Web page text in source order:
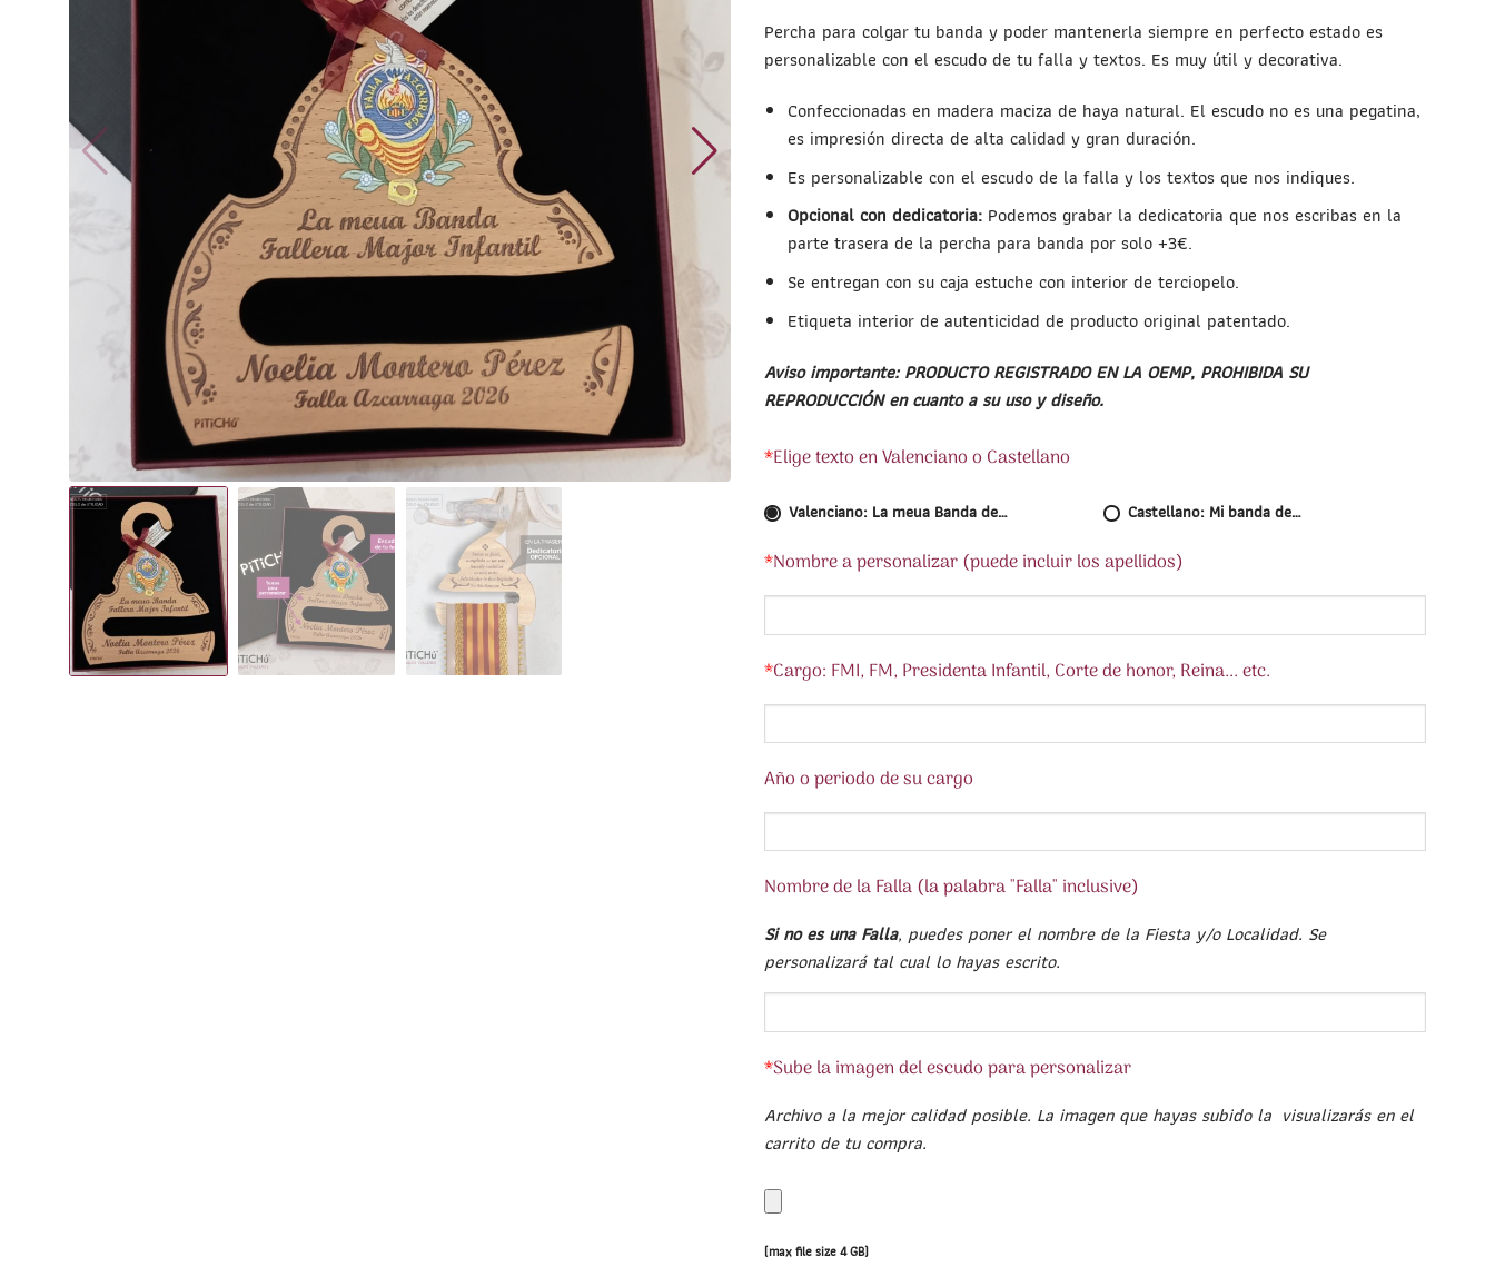
Percha para colgar tu banda y poder mantenerla siempre en perfecto estado es
personalizable con el escudo de tu falla y textos. Es muy útil y decorativa.
Confeccionadas en madera maciza de haya natural. El escudo no es una pegatina,
es impresión directa de alta calidad y gran duración.
Es personalizable con el escudo de la falla y los textos que nos indiques.
Opcional con dedicatoria: Podemos grabar la dedicatoria que nos escribas en la
parte trasera de la percha para banda por solo +3€.
Se entregan con su caja estuche con interior de terciopelo.
Etiqueta interior de autenticidad de producto original patentado.
Aviso importante: PRODUCTO REGISTRADO EN LA OEMP, PROHIBIDA SU
REPRODUCCIÓN en cuanto a su uso y diseño.
*Elige texto en Valenciano o Castellano
Valenciano: La meua Banda de… Castellano: Mi banda de…
*Nombre a personalizar (puede incluir los apellidos)
*Cargo: FMI, FM, Presidenta Infantil, Corte de honor, Reina... etc.
Año o periodo de su cargo
Nombre de la Falla (la palabra "Falla" inclusive)
Si no es una Falla, puedes poner el nombre de la Fiesta y/o Localidad. Se
personalizará tal cual lo hayas escrito.
*Sube la imagen del escudo para personalizar
Archivo a la mejor calidad posible. La imagen que hayas subido la visualizarás en el
carrito de tu compra.
(max file size 4 GB)